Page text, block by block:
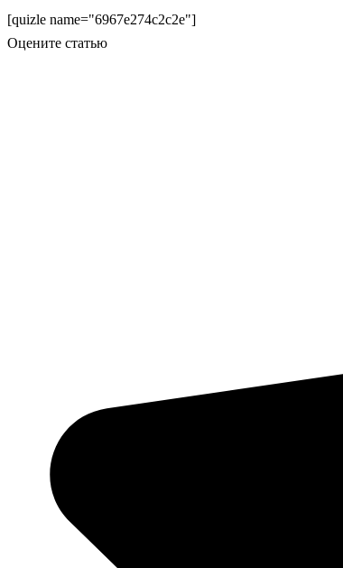
[quizle name="6967e274c2c2e"]
Оцените статью